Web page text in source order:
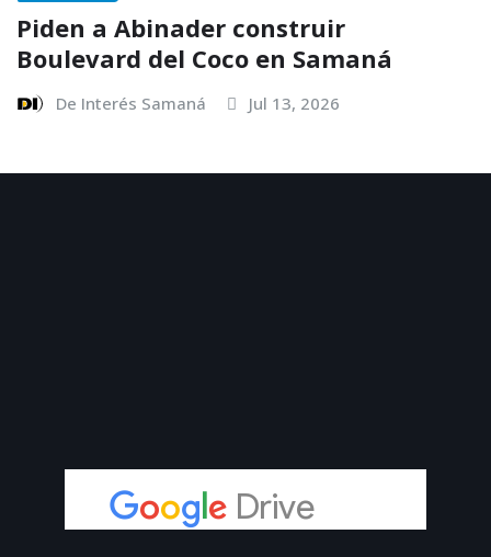
Piden a Abinader construir
Boulevard del Coco en Samaná
De Interés Samaná Jul 13, 2026